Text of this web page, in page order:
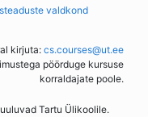
valdkond
kirjuta: cs.courses@ut.ee
pöörduge kursuse
korraldajate poole.
Tartu Ülikoolile.